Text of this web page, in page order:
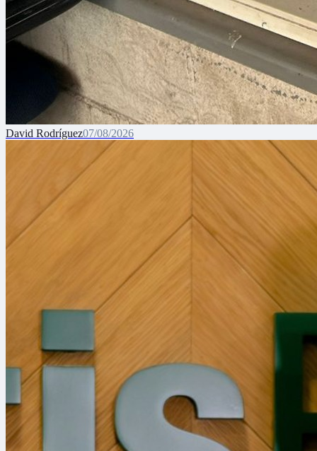
David Rodríguez07/08/2026